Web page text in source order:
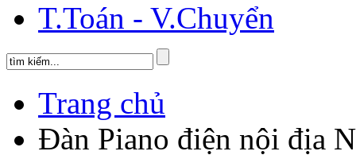
T.Toán - V.Chuyển
Trang chủ
Đàn Piano điện nội địa